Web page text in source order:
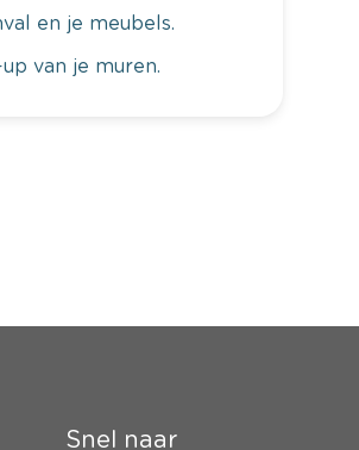
en je meubels.
van je muren.
Snel naar